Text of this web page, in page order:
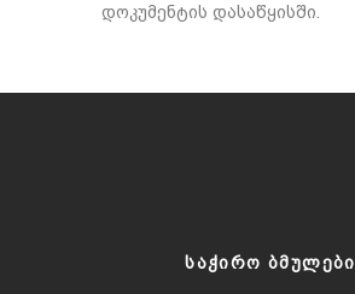
დოკუმენტის დასაწყისში.
ᲡᲐᲭᲘᲠᲝ ᲑᲛᲣᲚᲔᲑᲘ